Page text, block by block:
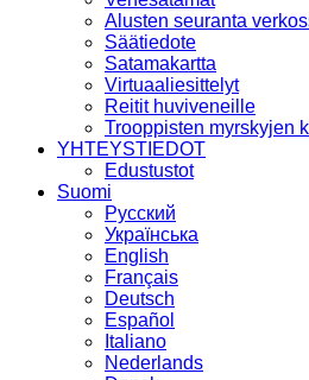
Alusten seuranta
Säätiedote
Satamakartta
Virtuaaliesittelyt
Reitit huviveneille
Trooppisten myrskyjen
YHTEYSTIEDOT
Edustustot
Suomi
Русский
Українська
English
Français
Deutsch
Español
Italiano
Nederlands